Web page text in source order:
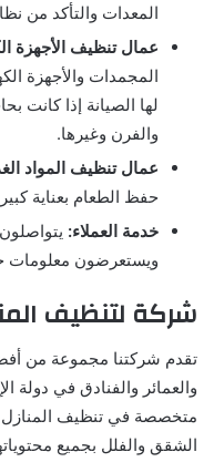
المعدات والتأكد من
عمال تنظيف الأجهزة
المجمدات والأجهزة
لها الصيانة إذا كانت
والفرن وغيرها.
عمال تنظيف المواد
حفظ الطعام بعناية
خدمة العملاء:
ويستعرضون معلومات
شركة لتنظيف
تقدم شركتنا مجموعة من
والعمائر والفنادق في دولة
متخصصة في تنظيف
الشقق والفلل بجميع